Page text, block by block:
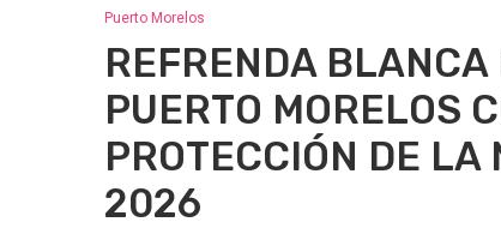
Puerto Morelos
REFRENDA BLANCA
PUERTO MORELOS
PROTECCIÓN DE
2026